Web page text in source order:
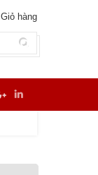
Giỏ hàng